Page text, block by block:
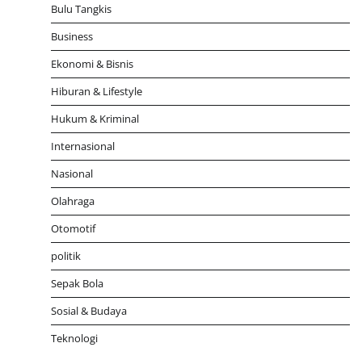
Bulu Tangkis
Business
Ekonomi & Bisnis
Hiburan & Lifestyle
Hukum & Kriminal
Internasional
Nasional
Olahraga
Otomotif
politik
Sepak Bola
Sosial & Budaya
Teknologi